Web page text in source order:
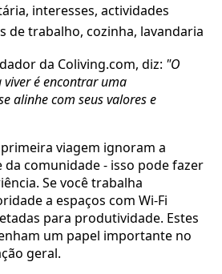
interesses, actividades
de trabalho, cozinha, lavandaria
da Coliving.com, diz: "O
é encontrar uma
alinhe com seus valores e
viagem ignoram a
comunidade - isso pode fazer
Se você trabalha
a espaços com Wi-Fi
para produtividade. Estes
um papel importante no
geral.